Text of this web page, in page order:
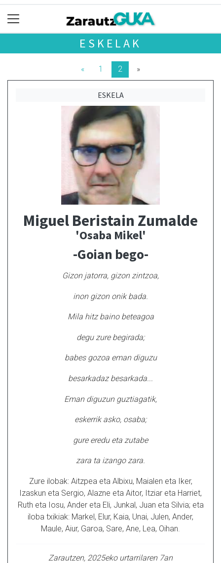
ESKELAK
« 1 2 »
ESKELA
Miguel Beristain Zumalde
'Osaba Mikel'
-Goian bego-
Gizon jatorra, gizon zintzoa,
inon gizon onik bada.
Mila hitz baino beteagoa
degu zure begirada;
babes gozoa eman diguzu
besarkadaz besarkada...
Eman diguzun guztiagatik,
eskerrik asko, osaba;
gure eredu eta zutabe
zara ta izango zara.
Zure ilobak: Aitzpea eta Albixu, Maialen eta Iker,
Izaskun eta Sergio, Alazne eta Aitor, Itziar eta Harriet,
Ruth eta Iosu, Ander eta Eli, Junkal, Juan eta Silvia; eta
iloba txikiak: Markel, Elur, Kaia, Unai, Julen, Ander,
Maule, Aiur, Garoa, Sare, Ane, Lea, Oihan.
Zarautzen, 2025eko urtarrilaren 7an